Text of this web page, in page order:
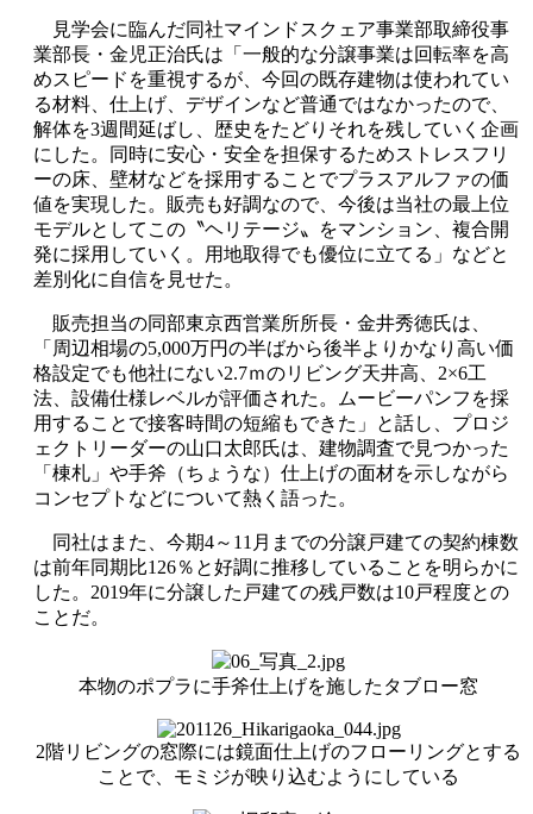
見学会に臨んだ同社マインドスクェア事業部取締役事
業部長・金児正治氏は「一般的な分譲事業は回転率を高
めスピードを重視するが、今回の既存建物は使われてい
る材料、仕上げ、デザインなど普通ではなかったので、
解体を3週間延ばし、歴史をたどりそれを残していく企画
にした。同時に安心・安全を担保するためストレスフリ
ーの床、壁材などを採用することでプラスアルファの価
値を実現した。販売も好調なので、今後は当社の最上位
モデルとしてこの〝ヘリテージ〟をマンション、複合開
発に採用していく。用地取得でも優位に立てる」などと
差別化に自信を見せた。
販売担当の同部東京西営業所所長・金井秀徳氏は、
「周辺相場の5,000万円の半ばから後半よりかなり高い価
格設定でも他社にない2.7ｍのリビング天井高、2×6工
法、設備仕様レベルが評価された。ムービーパンフを採
用することで接客時間の短縮もできた」と話し、プロジ
ェクトリーダーの山口太郎氏は、建物調査で見つかった
「棟札」や手斧（ちょうな）仕上げの面材を示しながら
コンセプトなどについて熱く語った。
同社はまた、今期4～11月までの分譲戸建ての契約棟数
は前年同期比126％と好調に推移していることを明らかに
した。2019年に分譲した戸建ての残戸数は10戸程度との
ことだ。
本物のポプラに手斧仕上げを施したタブロー窓
2階リビングの窓際には鏡面仕上げのフローリングとする
ことで、モミジが映り込むようにしている